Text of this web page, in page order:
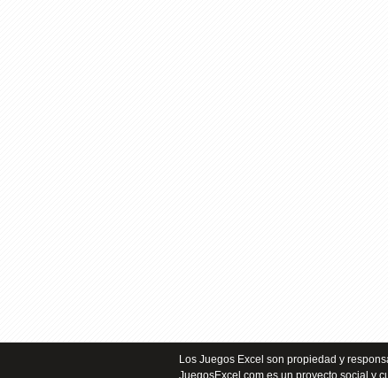
Los Juegos Excel son propiedad y
JuegosExcel.com es un proyecto social y